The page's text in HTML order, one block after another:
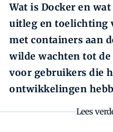
Wat is Docker en
uitleg en toelichting
met containers aan
wilde wachten tot de
voor gebruikers die
ontwikkelingen
Lees